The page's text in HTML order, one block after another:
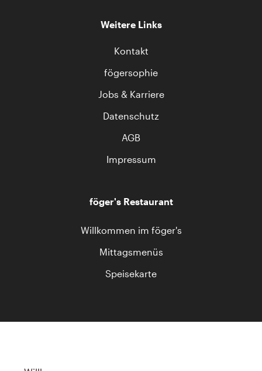
Weitere Links
Kontakt
fögersophie
Jobs & Karriere
Datenschutz
AGB
Impressum
föger's Restaurant
Willkommen im föger's
Mittagsmenüs
Speisekarte